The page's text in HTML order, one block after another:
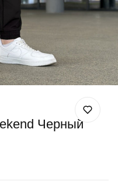
Черный